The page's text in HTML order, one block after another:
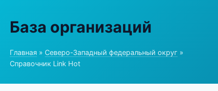
База организаций
Главная » Северо-Западный федеральный округ »
Справочник Link Hot